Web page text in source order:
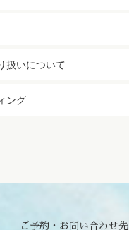
扱いについて
ング
ご予約・お問い合わせ先